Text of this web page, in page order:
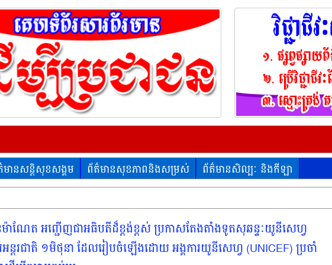
មានសន្តិសុខសង្គម ព័ត៌មានសុខភាពនិងសម្រស់
ព័ត៌មានសិល្បៈ និងកីឡា
ាណែត អញ្ជើញជាអធិបតីដ៏ខ្ពង់ខ្ពស់ ប្រកាសតែងតាំងទូតសុឆន្ទៈយូនីសេហ្វ
អន្តរជាតិ ១មិថុនា ដែលរៀបចំឡើងដោយ អង្គការយូនីសេហ្វ (UNICEF) ប្រចាំ